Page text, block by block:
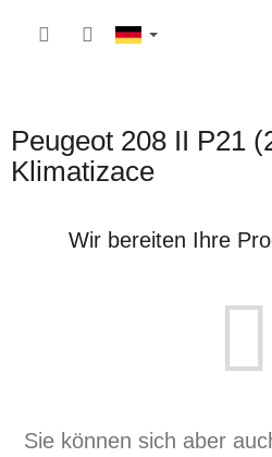
Peugeot 208 II P21
Klimatizace
Wir bereiten Ihre
Sie können sich aber